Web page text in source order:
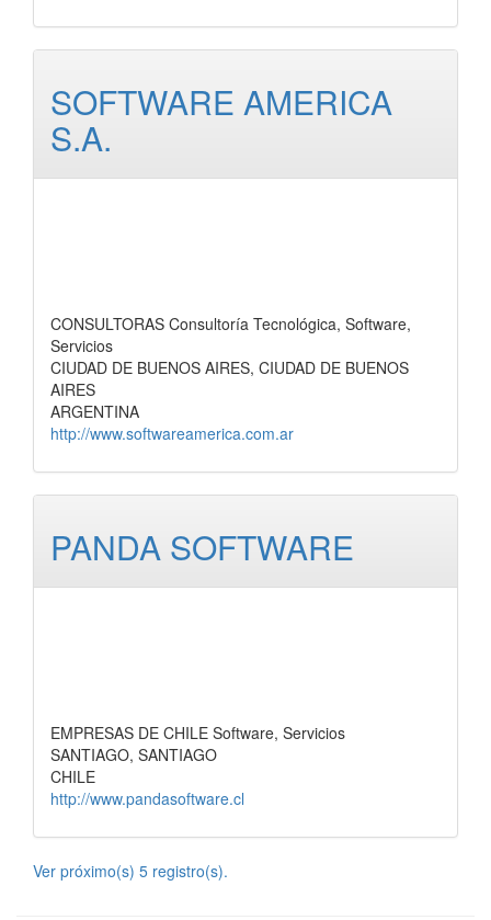
SOFTWARE AMERICA
S.A.
CONSULTORAS Consultoría Tecnológica, Software,
Servicios
CIUDAD DE BUENOS AIRES, CIUDAD DE BUENOS
AIRES
ARGENTINA
http://www.softwareamerica.com.ar
PANDA SOFTWARE
EMPRESAS DE CHILE Software, Servicios
SANTIAGO, SANTIAGO
CHILE
http://www.pandasoftware.cl
Ver próximo(s) 5 registro(s).